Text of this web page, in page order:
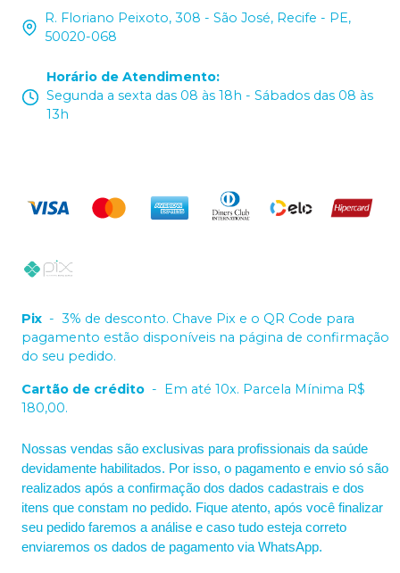
R. Floriano Peixoto, 308 - São José, Recife - PE,
50020-068
Horário de Atendimento:
Segunda a sexta das 08 às 18h - Sábados das 08 às
13h
Pix - 3% de desconto. Chave Pix e o QR Code para
pagamento estão disponíveis na página de confirmação
do seu pedido.
Cartão de crédito -
Em até 10x. Parcela Mínima R$
180,00.
Nossas vendas são exclusivas para profissionais da saúde
devidamente habilitados. Por isso, o pagamento e envio só são
realizados após a confirmação dos dados cadastrais e dos
itens que constam no pedido. Fique atento, após você finalizar
seu pedido faremos a análise e caso tudo esteja correto
enviaremos os dados de pagamento via WhatsApp.